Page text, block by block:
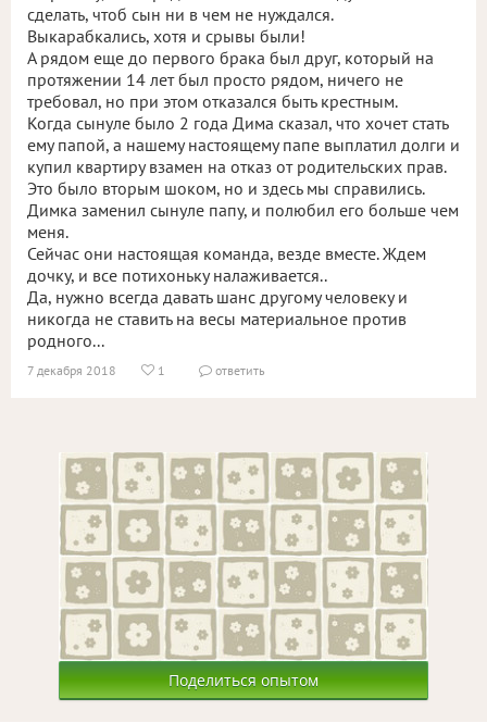
сделать, чтоб сын ни в чем не нуждался.
Выкарабкались, хотя и срывы были!
А рядом еще до первого брака был друг, который на
протяжении 14 лет был просто рядом, ничего не
требовал, но при этом отказался быть крестным.
Когда сынуле было 2 года Дима сказал, что хочет стать
ему папой, а нашему настоящему папе выплатил долги и
купил квартиру взамен на отказ от родительских прав.
Это было вторым шоком, но и здесь мы справились.
Димка заменил сынуле папу, и полюбил его больше чем
меня.
Сейчас они настоящая команда, везде вместе. Ждем
дочку, и все потихоньку налаживается..
Да, нужно всегда давать шанс другому человеку и
никогда не ставить на весы материальное против
родного...
7 декабря 2018  1  ответить
Поделиться опытом